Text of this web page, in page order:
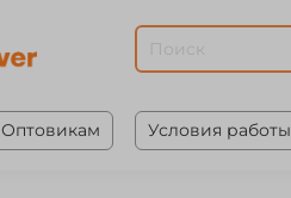
Оптовикам Условия работы